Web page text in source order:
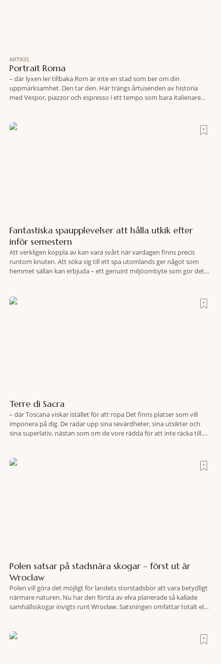
ARTIKEL
Portrait Roma
– där lyxen ler tillbaka Rom är inte en stad som ber om din
uppmärksamhet. Den tar den. Här trängs årtusenden av historia
med Vespor, piazzor och espresso i ett tempo som bara italienare
Fantastiska spaupplevelser att hålla utkik efter
inför semestern
Att verkligen koppla av kan vara svårt när vardagen finns precis
runtom knuten. Att söka sig till ett spa utomlands ger något som
hemmet sällan kan erbjuda – ett genuint miljöombyte som gör det
Terre di Sacra
– där Toscana viskar istället för att ropa Det finns platser som vill
imponera på dig. De radar upp sina sevärdheter, sina utsikter och
sina superlativ, nästan som om de vore rädda för att inte räcka till.
Polen satsar på stadsnära skogar – först ut är
Wrocław
Polen vill göra det möjligt för landets storstadsbor att vara betydligt
närmare naturen. Nu har den första av elva planerade så kallade
samhällsskogar invigts runt Wrocław. Satsningen omfattar totalt elva
fler människor ska kunna promenera, motionera